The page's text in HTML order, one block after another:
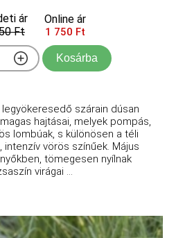
ár
Ft
Online ár
1 750 Ft
Kosárba
szárain dúsan
hajtásai, melyek pompás,
lombúak, s különösen a téli
intenzív vörös színűek. Május
tömegesen nyílnak
virágai ...